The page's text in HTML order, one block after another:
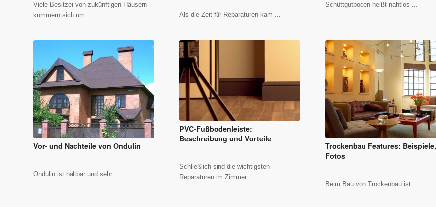
Viele Besitzer von zukünftigen Häusern
kümmern sich um ...
Als die Zeit für Reparaturen kam ...
Schüttgutboden heißt nahtlos ...
Vor- und Nachteile von Ondulin
Ondulin ist haltbar und sehr ...
PVC-Fußbodenleiste:
Beschreibung und Vorteile
Schließlich sind die wichtigsten
Reparaturen im Zimmer ...
Trockenbau Features: Beispiele,
Fotos
Beim Bau von Trockenbau ist ...